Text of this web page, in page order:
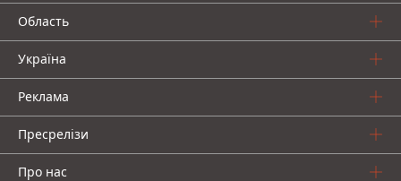
Область
Україна
Реклама
Пресрелізи
Про нас